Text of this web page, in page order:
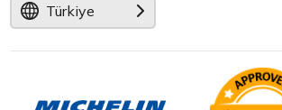
Türkiye